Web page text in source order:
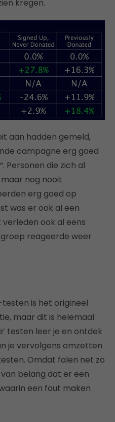
kregen.
aan hadden gemeld,
campagne erg goed
“. Personen die zich al
nog nooit
erg goed op
was er ook al een
ook al eens
reageerde weer
is het origineel
maar dit is helemaal
testen leer je en ontdek
je vervolgens omzetten
Omdat falen net zo
belang dat er een
een fout maken